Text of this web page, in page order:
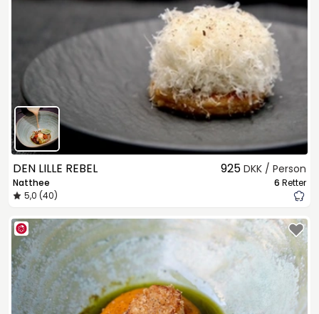
DEN LILLE REBEL
Natthee
5,0 (40)
925 DKK / Person
6 Retter